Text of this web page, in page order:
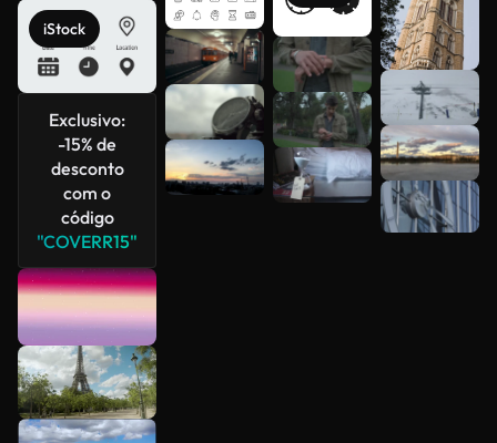
iStock
Exclusivo:
-15% de
desconto
com o
código
"COVERR15"
Veja mais